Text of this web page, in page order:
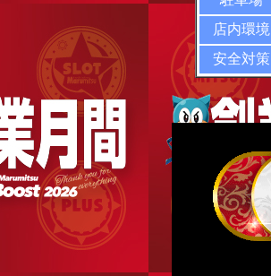
店内環境
安全対策